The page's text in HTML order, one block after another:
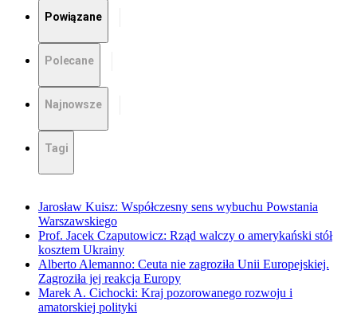
Powiązane
Polecane
Najnowsze
Tagi
Jarosław Kuisz: Współczesny sens wybuchu Powstania
Warszawskiego
Prof. Jacek Czaputowicz: Rząd walczy o amerykański stół
kosztem Ukrainy
Alberto Alemanno: Ceuta nie zagroziła Unii Europejskiej.
Zagroziła jej reakcja Europy
Marek A. Cichocki: Kraj pozorowanego rozwoju i
amatorskiej polityki